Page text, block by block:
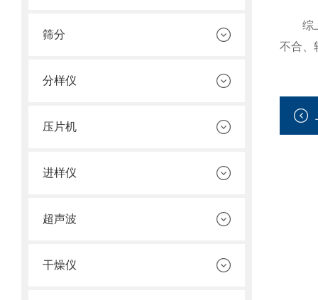
筛分
分样仪
压片机
进样仪
超声波
干燥仪
综上
不合、